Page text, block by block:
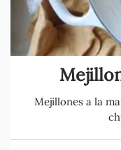
Mejillones a la